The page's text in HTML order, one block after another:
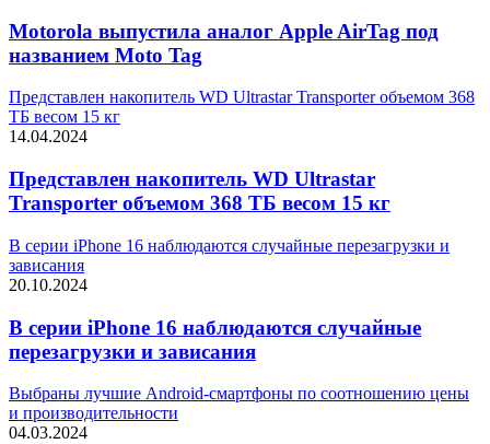
Motorola выпустила аналог Apple AirTag под
названием Moto Tag
Представлен накопитель WD Ultrastar Transporter объемом 368
ТБ весом 15 кг
14.04.2024
Представлен накопитель WD Ultrastar
Transporter объемом 368 ТБ весом 15 кг
В серии iPhone 16 наблюдаются случайные перезагрузки и
зависания
20.10.2024
В серии iPhone 16 наблюдаются случайные
перезагрузки и зависания
Выбраны лучшие Android-смартфоны по соотношению цены
и производительности
04.03.2024